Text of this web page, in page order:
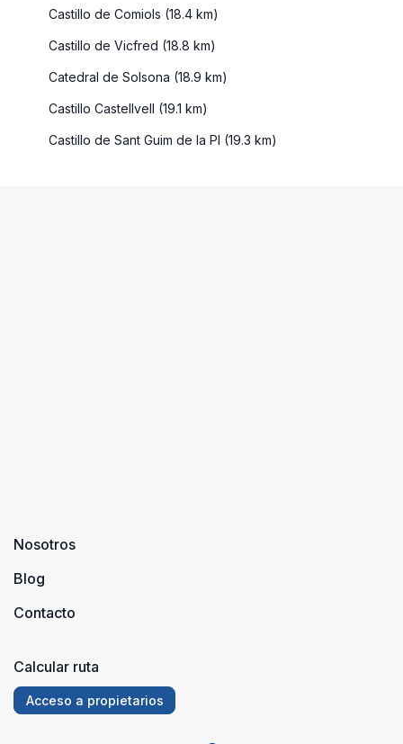
Castillo de Comiols (18.4 km)
Castillo de Vicfred (18.8 km)
Catedral de Solsona (18.9 km)
Castillo Castellvell (19.1 km)
Castillo de Sant Guim de la Pl (19.3 km)
Nosotros
Blog
Contacto
Calcular ruta
Acceso a propietarios